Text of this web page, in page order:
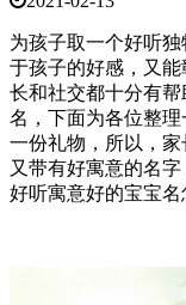
为孩子取一个好听
于孩子的好感，又
长和社交都十分有
名，下面为各位整
一份礼物，所以，
又带有好寓意的名
好听寓意好的宝宝名